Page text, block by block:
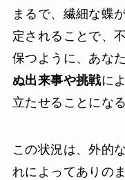
まるで、繊細な蝶
定されることで、
保つように、あな
ぬ出来事や挑戦に
立たせることにな
この状況は、外的
れによってありの